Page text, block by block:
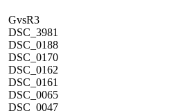
GvsR3
DSC_3981
DSC_0188
DSC_0170
DSC_0162
DSC_0161
DSC_0065
DSC_0047